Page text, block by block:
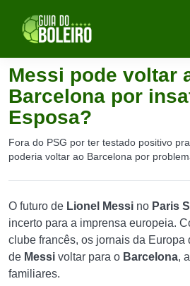
Messi pode voltar
Barcelona por
Esposa?
Fora do PSG por ter testado positivo
poderia voltar ao Barcelona por
O futuro de Lionel Messi no Paris
incerto para a imprensa europeia.
clube francês, os jornais da
de Messi voltar para o Barcelona,
familiares.